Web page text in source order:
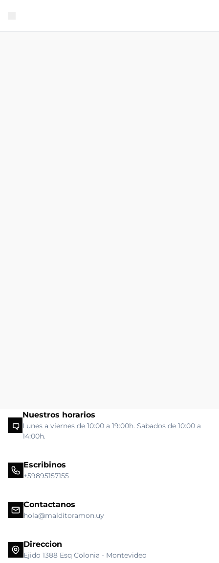
Nuestros horarios
Lunes a viernes de 10:00 a 19:00h. Sabados de 10:00 a
14:00h.
Escribinos
+59895157155
Contactanos
hola@malditoramon.uy
Direccion
Ejido 1388 Esq Colonia - Montevideo